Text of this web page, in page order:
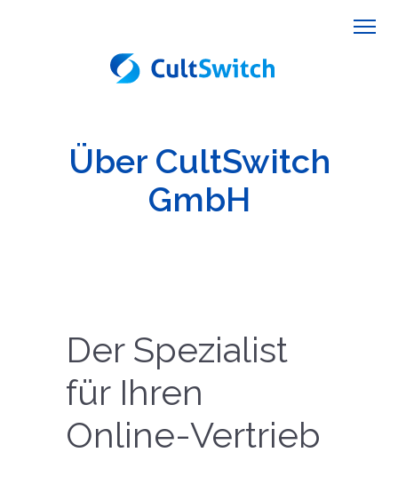
Über CultSwitch
GmbH
Der Spezialist
für Ihren
Online-Vertrieb